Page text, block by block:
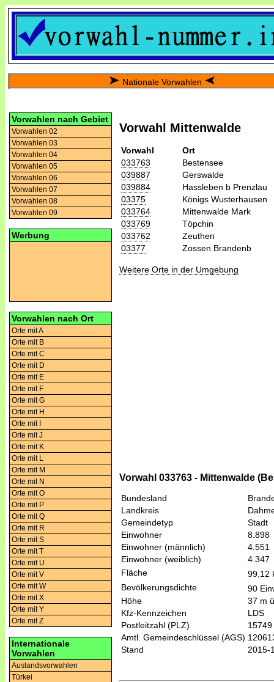
Nationale Vorwahlen
Vorwahlen nach Gebiet
Vorwahlen 02
Vorwahlen 03
Vorwahlen 04
Vorwahlen 05
Vorwahlen 06
Vorwahlen 07
Vorwahlen 08
Vorwahlen 09
Werbung
Vorwahlen nach Ort
Orte mit A
Orte mit B
Orte mit C
Orte mit D
Orte mit E
Orte mit F
Orte mit G
Orte mit H
Orte mit I
Orte mit J
Orte mit K
Orte mit L
Orte mit M
Orte mit N
Orte mit O
Orte mit P
Orte mit Q
Orte mit R
Orte mit S
Orte mit T
Orte mit U
Orte mit V
Orte mit W
Orte mit X
Orte mit Y
Orte mit Z
Internationale
Vorwahlen
Auslandsvorwahlen
Türkei
Vorwahl Mittenwalde
Vorwahl
Ort
033763
Bestensee
039887
Gerswalde
039884
Hassleben b Prenzlau
03375
Königs Wusterhausen
033764
Mittenwalde Mark
033769
Töpchin
033762
Zeuthen
03377
Zossen Brandenb
Weitere Orte in der Umgebung
Vorwahl 033763 - Mittenwalde
Bundesland
Landkreis
Gemeindetyp
Stadt
Einwohner
8.898
Einwohner (männlich)
4.551
Einwohner (weiblich)
4.347
Fläche
99,12
Bevölkerungsdichte
90
Höhe
37 m
Kfz-Kennzeichen
LDS
Postleitzahl (PLZ)
15749
Amtl. Gemeindeschlüssel (AGS)
Stand
2015-